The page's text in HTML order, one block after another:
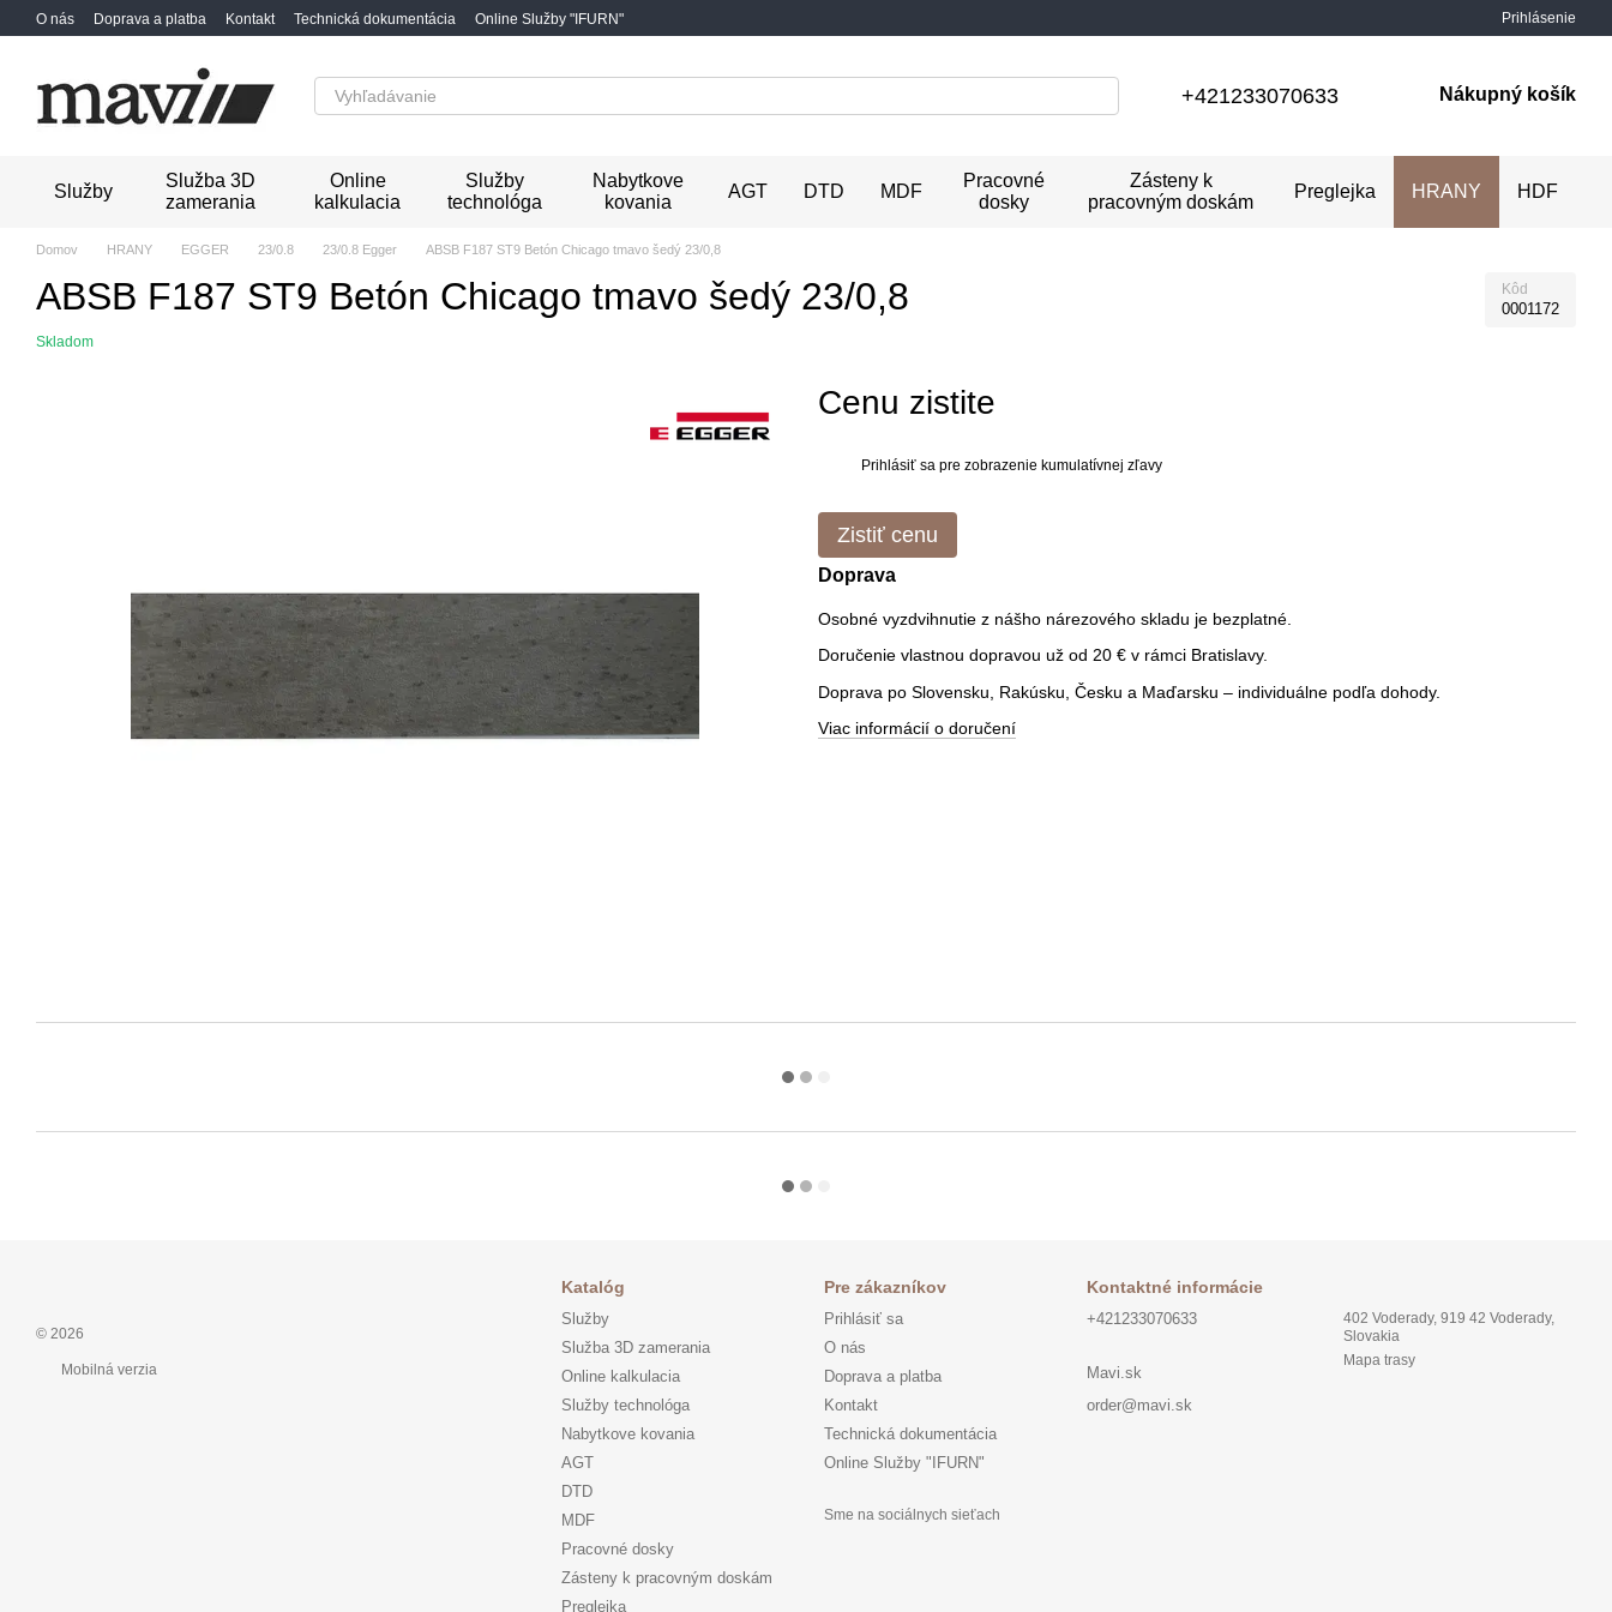
Перейти к основному контенту
O nás Doprava a platba Kontakt Technická dokumentácia Online Služby "IFURN" Prihlásenie
+421233070633 Nákupný košík
Služby
Služba 3D
zamerania
Online
kalkulacia
Služby
technológa
Nabytkove
kovania
AGT DTD MDF
Pracovné
dosky
Zásteny k
pracovným doskám
Preglejka HRANY HDF
Domov HRANY EGGER 23/0.8 23/0.8 Egger ABSB F187 ST9 Betón Chicago tmavo šedý 23/0,8
ABSB F187 ST9 Betón Chicago tmavo šedý 23/0,8 Kôd
0001172
Skladom
Cenu zistite
Prihlásiť sa pre zobrazenie kumulatívnej zľavy
Zistiť cenu
Doprava
Osobné vyzdvihnutie z nášho nárezového skladu je bezplatné.
Doručenie vlastnou dopravou už od 20 € v rámci Bratislavy.
Doprava po Slovensku, Rakúsku, Česku a Maďarsku – individuálne podľa dohody.
Viac informácií o doručení
© 2026
Mobilná verzia
Katalóg
Služby
Služba 3D zamerania
Online kalkulacia
Služby technológa
Nabytkove kovania
AGT
DTD
MDF
Pracovné dosky
Zásteny k pracovným doskám
Preglejka
Pre zákazníkov
Prihlásiť sa
O nás
Doprava a platba
Kontakt
Technická dokumentácia
Online Služby "IFURN"
Sme na sociálnych sieťach
Kontaktné informácie
+421233070633
Mavi.sk
order@mavi.sk
402 Voderady, 919 42 Voderady,
Slovakia
Mapa trasy